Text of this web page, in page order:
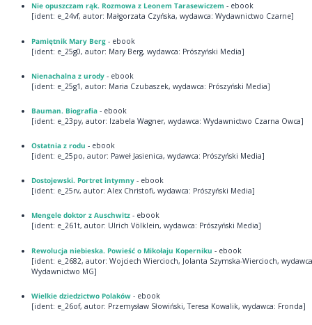
Nie opuszczam rąk. Rozmowa z Leonem Tarasewiczem - ebook
[ident: e_24vf, autor: Małgorzata Czyńska, wydawca: Wydawnictwo Czarne]
Pamiętnik Mary Berg- ebook
[ident: e_25g0, autor: Mary Berg, wydawca: Prószyński Media]
Nienachalna z urody- ebook
[ident: e_25g1, autor: Maria Czubaszek, wydawca: Prószyński Media]
Bauman. Biografia- ebook
[ident: e_23py, autor: Izabela Wagner, wydawca: Wydawnictwo Czarna Owca]
Ostatnia z rodu - ebook
[ident: e_25po, autor: Paweł Jasienica, wydawca: Prószyński Media]
Dostojewski. Portret intymny- ebook
[ident: e_25rv, autor: Alex Christofi, wydawca: Prószyński Media]
Mengele doktor z Auschwitz- ebook
[ident: e_261t, autor: Ulrich Völklein, wydawca: Prószyński Media]
Rewolucja niebieska. Powieść o Mikołaju Koperniku - ebook
[ident: e_2682, autor: Wojciech Wiercioch, Jolanta Szymska-Wiercioch,
Wydawnictwo MG]
Wielkie dziedzictwo Polaków- ebook
[ident: e_26of, autor: Przemysław Słowiński, Teresa Kowalik, wydawca: Fronda]